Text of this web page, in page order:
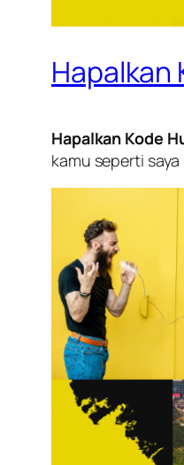
Hapalkan
Hapalkan Kode
kamu seperti